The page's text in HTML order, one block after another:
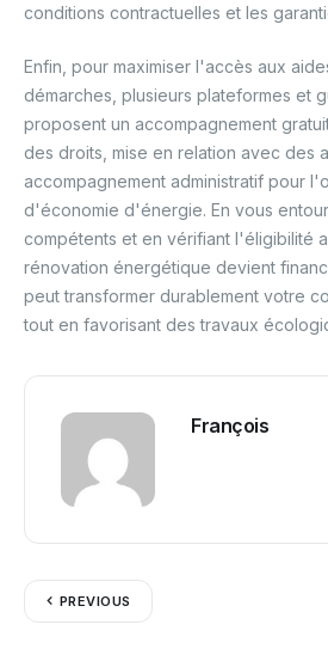
conditions contractuelles et les
Enfin, pour maximiser l'accès aux
démarches, plusieurs plateformes et
proposent un accompagnement
des droits, mise en relation avec des
accompagnement administratif pour
d'économie d'énergie. En vous
compétents et en vérifiant l'éligibilité
rénovation énergétique devient
peut transformer durablement votre
tout en favorisant des travaux
François
PREVIOUS